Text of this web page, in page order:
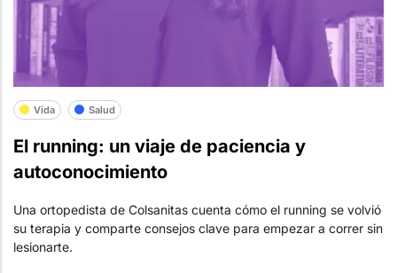
Vida Salud
El running: un viaje de paciencia y
autoconocimiento
Una ortopedista de Colsanitas cuenta cómo el running se volvió
su terapia y comparte consejos clave para empezar a correr sin
lesionarte.